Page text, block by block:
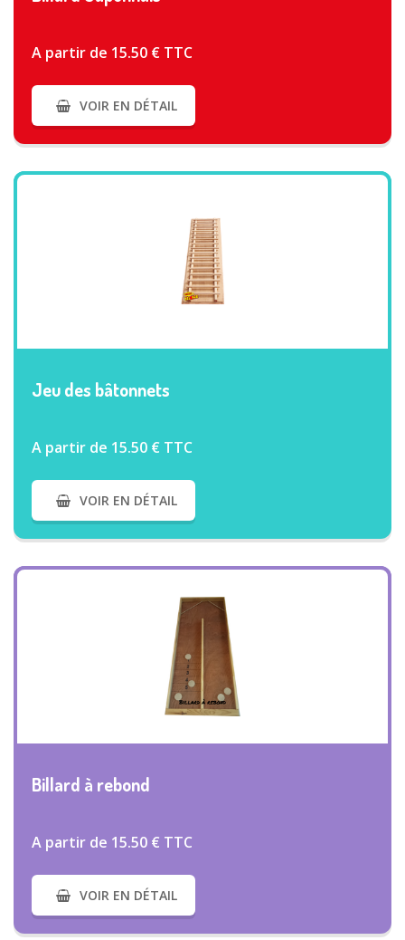
A partir de 15.50 € TTC
VOIR EN DÉTAIL
VOIR PLUS
Jeu des bâtonnets
A partir de 15.50 € TTC
VOIR EN DÉTAIL
VOIR PLUS
Billard à rebond
A partir de 15.50 € TTC
VOIR EN DÉTAIL